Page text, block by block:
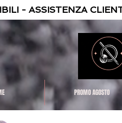
- ASSISTENZA
PROMO AGOSTO